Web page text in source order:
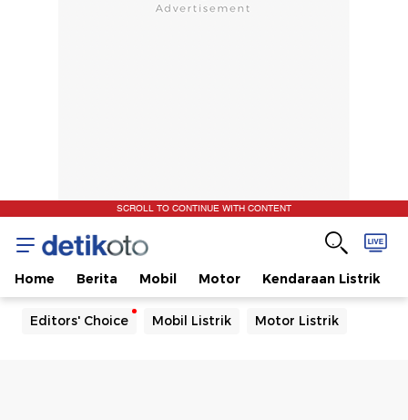
SCROLL TO CONTINUE WITH CONTENT
Home Berita Mobil Motor Kendaraan Listrik
Editors' Choice Mobil Listrik Motor Listrik